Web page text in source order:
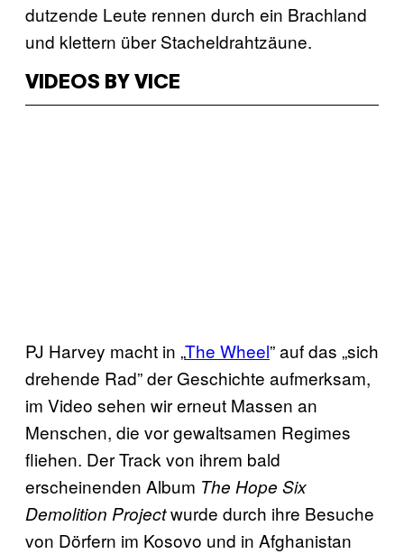
dutzende Leute rennen durch ein Brachland
und klettern über Stacheldrahtzäune.
VIDEOS BY VICE
PJ Harvey macht in „The Wheel” auf das „sich
drehende Rad” der Geschichte aufmerksam,
im Video sehen wir erneut Massen an
Menschen, die vor gewaltsamen Regimes
fliehen. Der Track von ihrem bald
erscheinenden Album The Hope Six
Demolition Projectwurde durch ihre Besuche
von Dörfern im Kosovo und in Afghanistan